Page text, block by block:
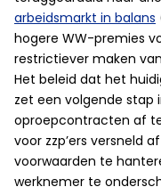
arbeidsmarkt in balans
hogere WW-premies
restrictiever maken
Het beleid dat het
zet een volgende stap
oproepcontracten af
voor zzp’ers versneld
voorwaarden te
werknemer te